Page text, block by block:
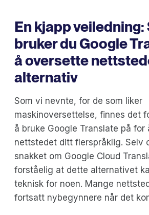
En kjapp veiledning:
bruker du Google
å oversette
alternativ
Som vi nevnte, for de som liker
maskinoversettelse, finnes det
å bruke Google Translate på for
nettstedet ditt flerspråklig. Selv
snakket om Google Cloud
forståelig at dette alternativet
teknisk for noen. Mange
fortsatt nybegynnere når det